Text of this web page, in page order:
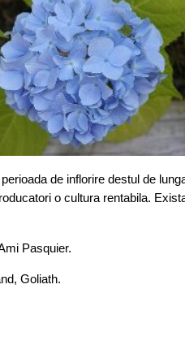
de inflorire destul de
o cultura rentabila.
Pasquier.
Goliath.